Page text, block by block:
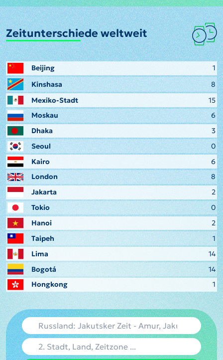
Zeitunterschiede weltweit
Beijing
1
Kinshasa
8
Mexiko-Stadt
15
Moskau
6
Dhaka
3
Seoul
0
Kairo
6
London
8
Jakarta
2
Tokio
0
Hanoi
2
Taipeh
1
Lima
14
Bogotá
14
Hongkong
1